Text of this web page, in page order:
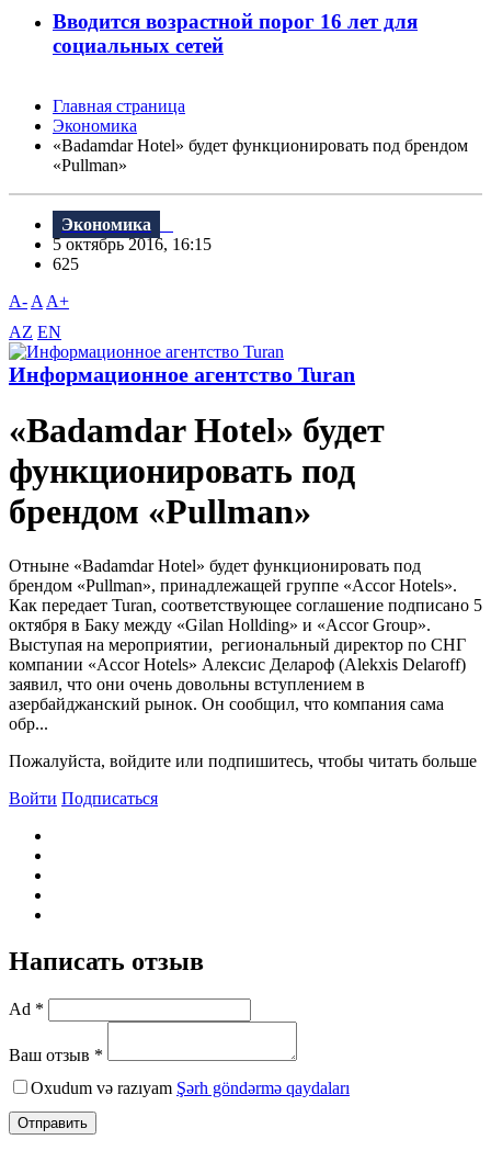
Вводится возрастной порог 16 лет для
социальных сетей
Главная страница
Экономика
«Badamdar Hotel» будет функционировать под брендом
«Pullman»
Экономика
5 октябрь 2016, 16:15
625
A- A A+
AZ EN
Информационное агентство Turan
«Badamdar Hotel» будет
функционировать под
брендом «Pullman»
Отныне «Badamdar Hotel» будет функционировать под
брендом «Pullman», принадлежащей группе «Accor Hotels».
Как передает Turan, соответствующее соглашение подписано 5
октября в Баку между «Gilan Hollding» и «Accor Group».
Выступая на мероприятии, региональный директор по СНГ
компании «Accor Hotels» Алексис Делароф (Alekxis Delaroff)
заявил, что они очень довольны вступлением в
азербайджанский рынок. Он сообщил, что компания сама
обр...
Пожалуйста, войдите или подпишитесь, чтобы читать больше
Войти Подписаться
Написать отзыв
Ad *
Ваш отзыв *
Oxudum və razıyam Şərh göndərmə qaydaları
Отправить